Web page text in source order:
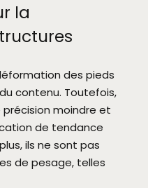
la
des pieds
contenu. Toutefois,
moindre et
de tendance
ils ne sont pas
de pesage, telles